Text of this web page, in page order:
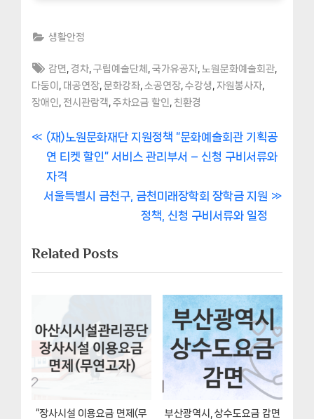
생활안정
Tags:
감면 경차 ,구립예술단체 ,국가유공자 노원문화예술회관
다둥이 대공연장 문화강좌 소공연장 수강생 자원봉사자
장애인 전시관람객 주차요금 할인 친환경
글
내
비
이
P
r
e
v
u
s
s
t
(재)노원문화재단 지원정책 “문화예술회관 기획공
연 티켓 할인” 서비스 관리부서 – 신청 구비서류와
자격
N
t
P
t
:
서울특별시 금천구, 금천미래장학회 장학금 지원
정책, 신청 구비서류와 일정
Related Posts
“장사시설 이용요금 면제(무
부산광역시, 상수도요금 감면